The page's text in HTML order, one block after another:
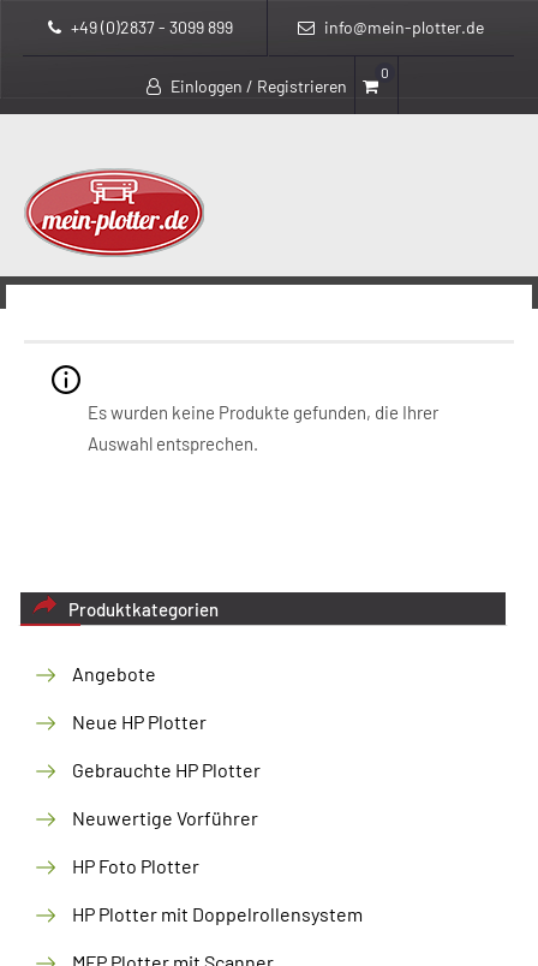
+49 (0)2837 - 3099 899 info@mein-plotter.de
Einloggen / Registrieren
0
> >
Es wurden keine Produkte gefunden, die Ihrer
Auswahl entsprechen.
Produktkategorien
Angebote
Neue HP Plotter
Gebrauchte HP Plotter
Neuwertige Vorführer
HP Foto Plotter
HP Plotter mit Doppelrollensystem